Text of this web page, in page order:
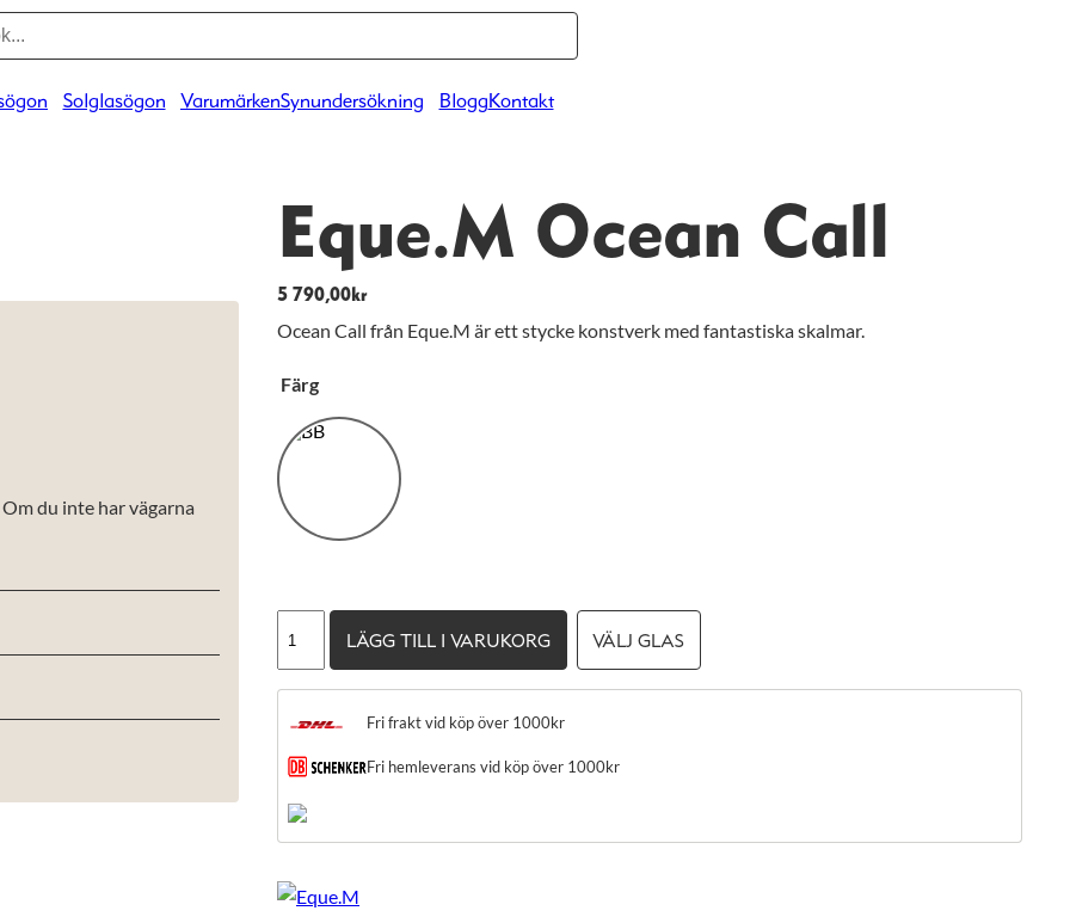
Solglasögon VarumärkenSynundersökning Blogg Kontakt
Eque.M Ocean Call
5 790,00 kr
Ocean Call från Eque.M är ett stycke konstverk med fantastiska skalmar.
Färg
Ocean
Call
LÄGG TILL I VARUKORG VÄLJ GLAS
Fri frakt vid köp över 1000kr
Fri hemleverans vid köp över 1000kr
du inte har vägarna